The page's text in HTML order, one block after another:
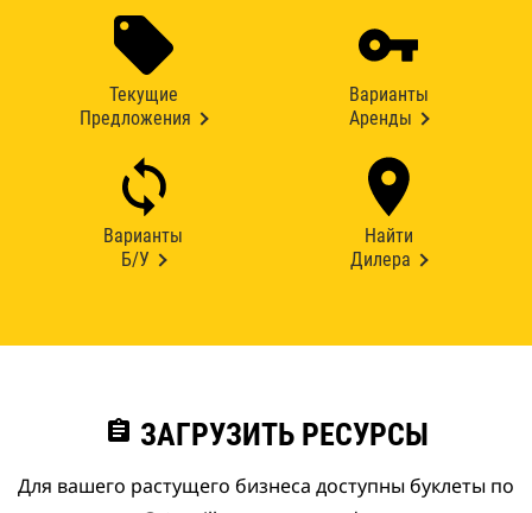
Текущие
Предложения
Варианты
Аренды
Варианты
Б/У
Найти
Дилера
assignment ЗАГРУЗИТЬ РЕСУРСЫ
Для вашего растущего бизнеса доступны буклеты по